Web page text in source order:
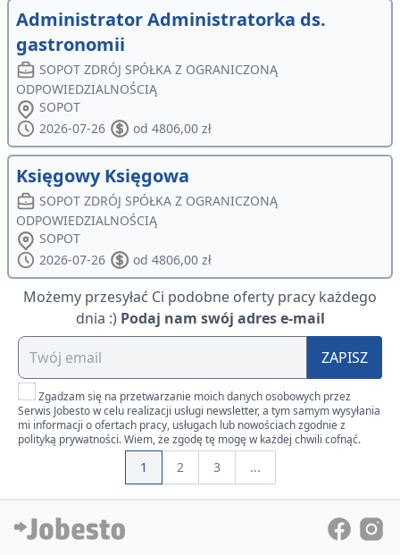
Administrator Administratorka ds.
gastronomii
SOPOT ZDRÓJ SPÓŁKA Z OGRANICZONĄ
ODPOWIEDZIALNOŚCIĄ
SOPOT
2026-07-26
od 4806,00 zł
Księgowy Księgowa
SOPOT ZDRÓJ SPÓŁKA Z OGRANICZONĄ
ODPOWIEDZIALNOŚCIĄ
SOPOT
2026-07-26
od 4806,00 zł
Możemy przesyłać Ci podobne oferty pracy każdego
dnia :) Podaj nam swój adres e-mail
ZAPISZ
Zgadzam się na przetwarzanie moich danych osobowych przez
Serwis Jobesto w celu realizacji usługi newsletter, a tym samym wysyłania
mi informacji o ofertach pracy, usługach lub nowościach zgodnie z
polityką prywatności. Wiem, że zgodę tę mogę w każdej chwili cofnąć.
1 2 3 ...